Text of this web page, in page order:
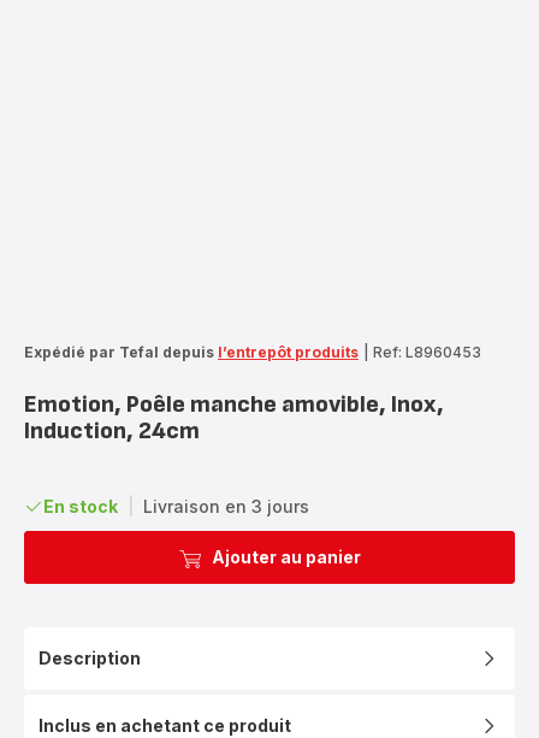
Expédié par Tefal depuis l’entrepôt produits Ref: L8960453
Emotion, Poêle manche amovible, Inox,
Induction, 24cm
En stock Livraison en 3 jours
Ajouter au panier
Description
Inclus en achetant ce produit